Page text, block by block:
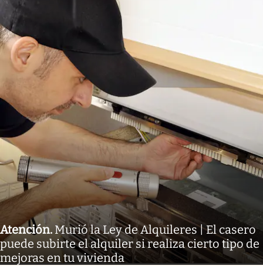
Atención. Murió la Ley de Alquileres | El casero
puede subirte el alquiler si realiza cierto tipo de
mejoras en tu vivienda